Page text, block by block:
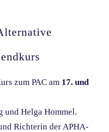
zum PAC am 17. und
und Helga Hommel.
Richterin der APHA-